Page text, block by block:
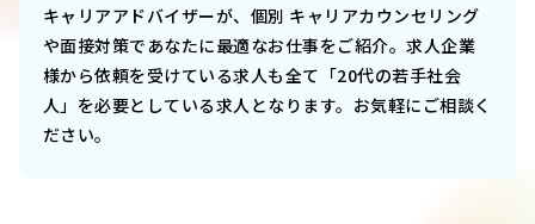
キャリアアドバイザーが、個別 キャリアカウンセリング
や面接対策であなたに最適なお仕事をご紹介。求人企業
様から依頼を受けている求人も全て「20代の若手社会
人」を必要としている求人となります。お気軽にご相談く
ださい。